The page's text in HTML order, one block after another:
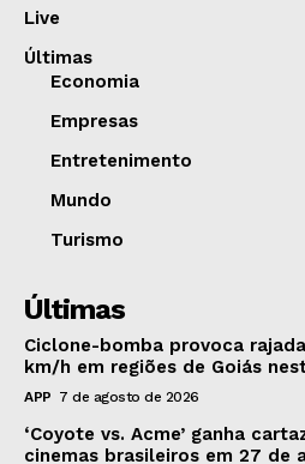
Live
Últimas
Economia
Empresas
Entretenimento
Mundo
Turismo
Últimas
Ciclone-bomba provoca
km/h em regiões de Goiás
APP 7 de agosto de 2026
‘Coyote vs. Acme’ ganha
cinemas brasileiros em 27 de